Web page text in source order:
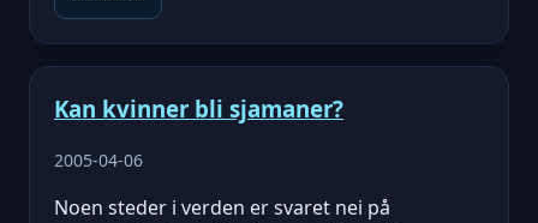
Kan kvinner bli sjamaner?
2005-04-06
Noen steder i verden er svaret nei på